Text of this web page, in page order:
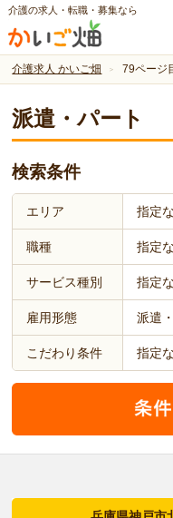
介護の求人・転職・募集なら
介護求人 かいご畑 79ページ
派遣・パート
検索条件
エリア 指定
職種 指定
サービス種別 指定
雇用形態 派遣
こだわり条件 指定